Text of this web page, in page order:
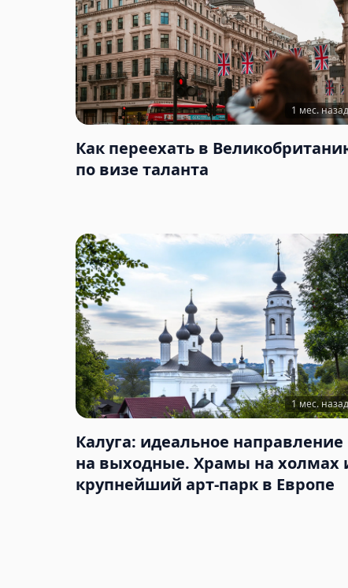
1 мес. назад
Как переехать в
по визе таланта
1 мес. назад
Калуга: идеальное направление
на выходные. Храмы на холмах
крупнейший арт-парк в Европе